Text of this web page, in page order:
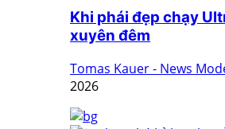
Khi phái đẹp chạy
xuyên đêm
Tomas Kauer - News
2026